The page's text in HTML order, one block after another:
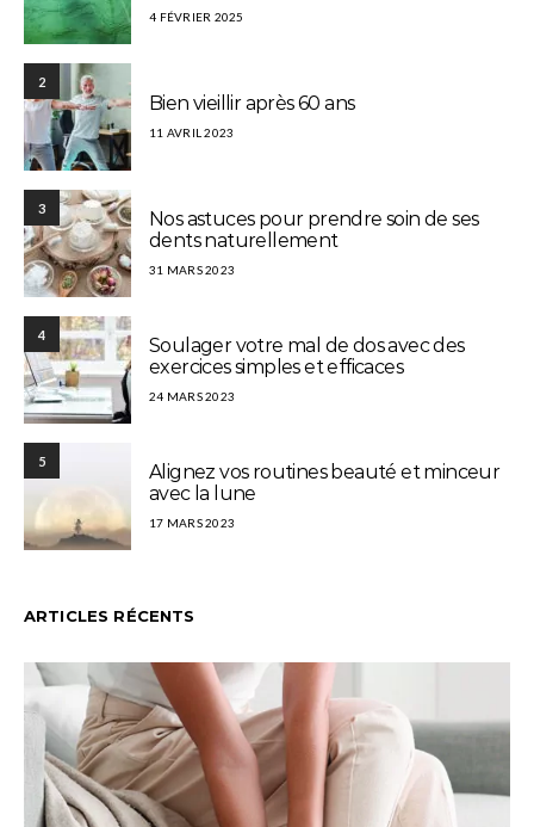
4 FÉVRIER 2025
2
Bien vieillir après 60 ans
11 AVRIL 2023
3
Nos astuces pour prendre soin de ses
dents naturellement
31 MARS 2023
4
Soulager votre mal de dos avec des
exercices simples et efficaces
24 MARS 2023
5
Alignez vos routines beauté et minceur
avec la lune
17 MARS 2023
ARTICLES RÉCENTS